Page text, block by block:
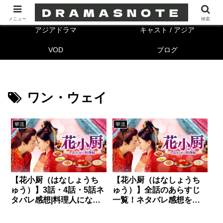
海外ドラマ キャスト/海外
アジアドラマ キャスト / アジア
VOD ブログ
ワン・ウェイ
華流
【花小厨（はなしょうち
ゅう）】3話・4話・5話ネ
タバレ感想|料理人になり
華流
【花小厨（はなしょうち
ゅう）】全話のあらすじ
一覧！ネタバレ感想を最
メニュー 検索